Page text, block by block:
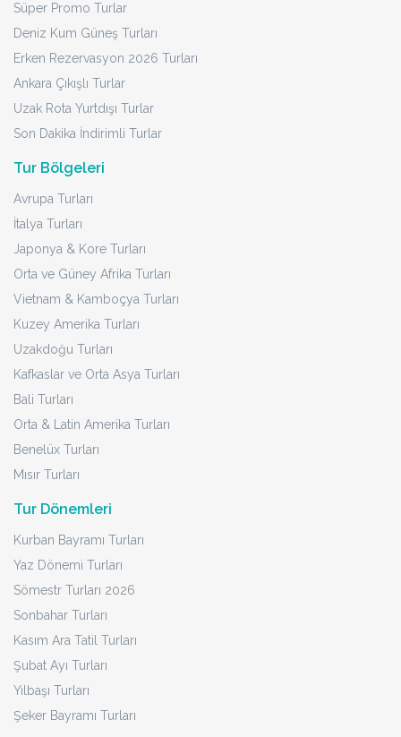
Süper Promo Turlar
Deniz Kum Güneş Turları
Erken Rezervasyon 2026 Turları
Ankara Çıkışlı Turlar
Uzak Rota Yurtdışı Turlar
Son Dakika İndirimli Turlar
Tur Bölgeleri
Avrupa Turları
İtalya Turları
Japonya & Kore Turları
Orta ve Güney Afrika Turları
Vietnam & Kamboçya Turları
Kuzey Amerika Turları
Uzakdoğu Turları
Kafkaslar ve Orta Asya Turları
Bali Turları
Orta & Latin Amerika Turları
Benelüx Turları
Mısır Turları
Tur Dönemleri
Kurban Bayramı Turları
Yaz Dönemi Turları
Sömestr Turları 2026
Sonbahar Turları
Kasım Ara Tatil Turları
Şubat Ayı Turları
Yılbaşı Turları
Şeker Bayramı Turları